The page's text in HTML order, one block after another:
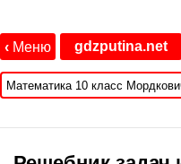
‹ Меню gdzputina.net